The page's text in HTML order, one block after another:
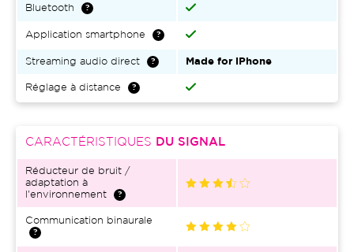
Bluetooth
Application smartphone
Streaming audio direct Made for iPhone
Réglage à distance
CARACTÉRISTIQUES DU SIGNAL
Réducteur de bruit /
adaptation à
l'environnement
Communication binaurale